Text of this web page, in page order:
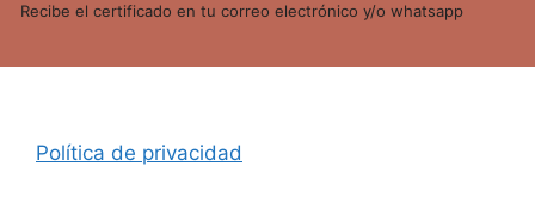
Recibe el certificado en tu correo electrónico y/o whatsapp
Política de privacidad